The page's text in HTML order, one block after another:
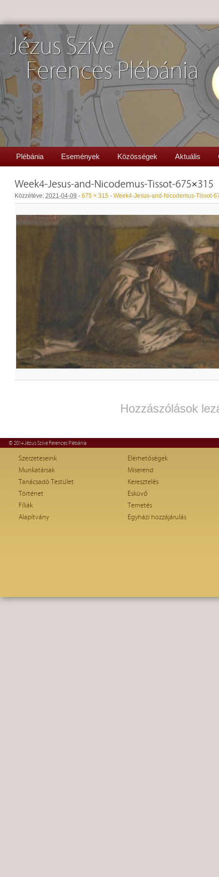
Jézus Szíve
Ferences Plébánia
Plébánia Események Közösségek Aktuális
Week4-Jesus-and-Nicodemus-Tissot-675×315
Közzétéve: 2021-04-09 - 675 × 315 - Week4-Jesus-and-Nicodemus-Tissot-
Hozzászólások
© 2014 Jézus Szíve Ferences Plébánia
Szerzeteseink
Munkatársak
Tanácsadó Testület
Történet
Fíliák
Alapítvány
Elérhetőségek
Miserend
Keresztelés
Esküvő
Temetés
Egyházi hozzájárulás